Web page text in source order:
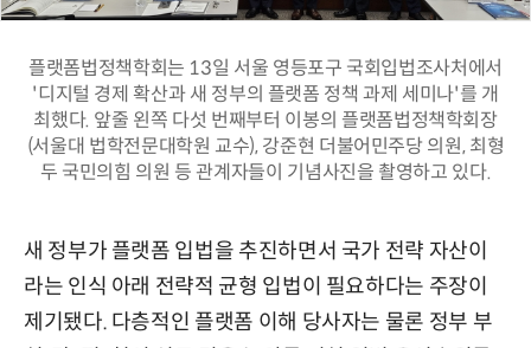
플랫폼법정책학회는 13일 서울 영등포구 국회입법조사처에서
'디지털 경제 확산과 새 정부의 플랫폼 정책 과제 세미나'를 개
최했다. 앞줄 왼쪽 다섯 번째부터 이봉의 플랫폼법정책학회장
(서울대 법학전문대학원 교수), 강준현 더불어민주당 의원, 최형
두 국민의힘 의원 등 관계자들이 기념사진을 촬영하고 있다.
새 정부가 플랫폼 입법을 추진하면서 국가 전략 자산이
라는 인식 아래 전략적 균형 입법이 필요하다는 주장이
제기됐다. 다층적인 플랫폼 이해 당사자는 물론 정부 부